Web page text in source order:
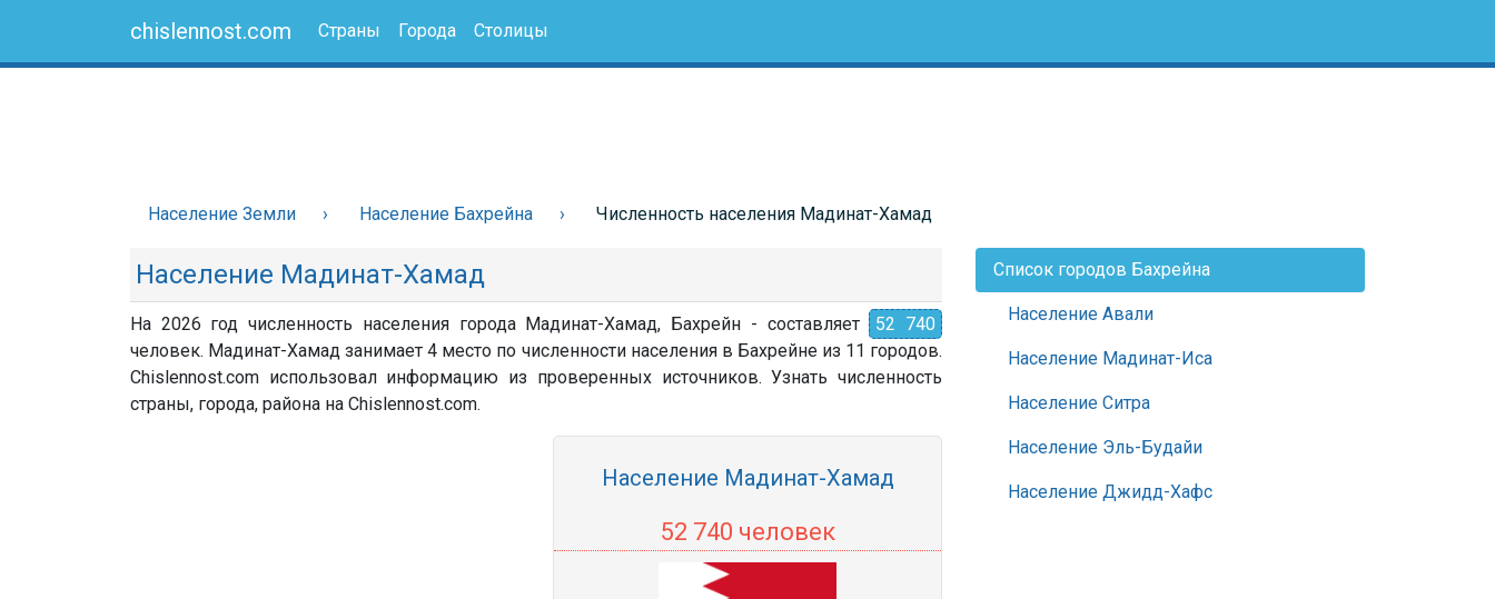
chislennost.com Страны Города Столицы
Население Земли Население Бахрейна Численность населения Мадинат-Хамад
Население Мадинат-Хамад
На 2026 год численность населения города Мадинат-Хамад, Бахрейн - составляет 52 740
человек. Мадинат-Хамад занимает 4 место по численности населения в Бахрейне из 11 городов.
Chislennost.com использовал информацию из проверенных источников. Узнать численность
страны, города, района на Chislennost.com.
Население Мадинат-Хамад
52 740 человек
Список городов Бахрейна
Население Авали
Население Мадинат-Иса
Население Ситра
Население Эль-Будайи
Население Джидд-Хафс